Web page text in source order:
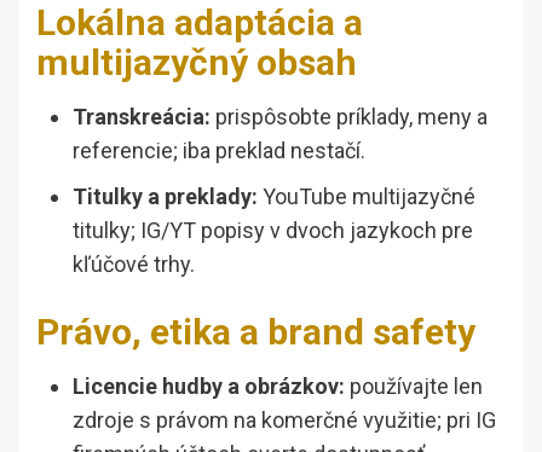
Lokálna adaptácia a
multijazyčný obsah
Transkreácia: prispôsobte príklady, meny a
referencie; iba preklad nestačí.
Titulky a preklady: YouTube multijazyčné
titulky; IG/YT popisy v dvoch jazykoch pre
kľúčové trhy.
Právo, etika a brand safety
Licencie hudby a obrázkov: používajte len
zdroje s právom na komerčné využitie; pri IG